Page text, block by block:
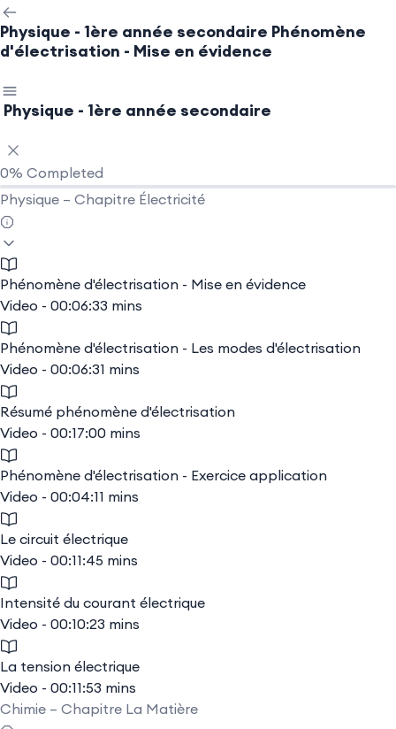
Physique - 1ère année secondaire Phénomène
d'électrisation - Mise en évidence
Physique - 1ère année secondaire
0% Completed
Physique – Chapitre Électricité
Phénomène d'électrisation - Mise en évidence
Video - 00:06:33 mins
Phénomène d'électrisation - Les modes d'électrisation
Video - 00:06:31 mins
Résumé phénomène d'électrisation
Video - 00:17:00 mins
Phénomène d'électrisation - Exercice application
Video - 00:04:11 mins
Le circuit électrique
Video - 00:11:45 mins
Intensité du courant électrique
Video - 00:10:23 mins
La tension électrique
Video - 00:11:53 mins
Chimie – Chapitre La Matière